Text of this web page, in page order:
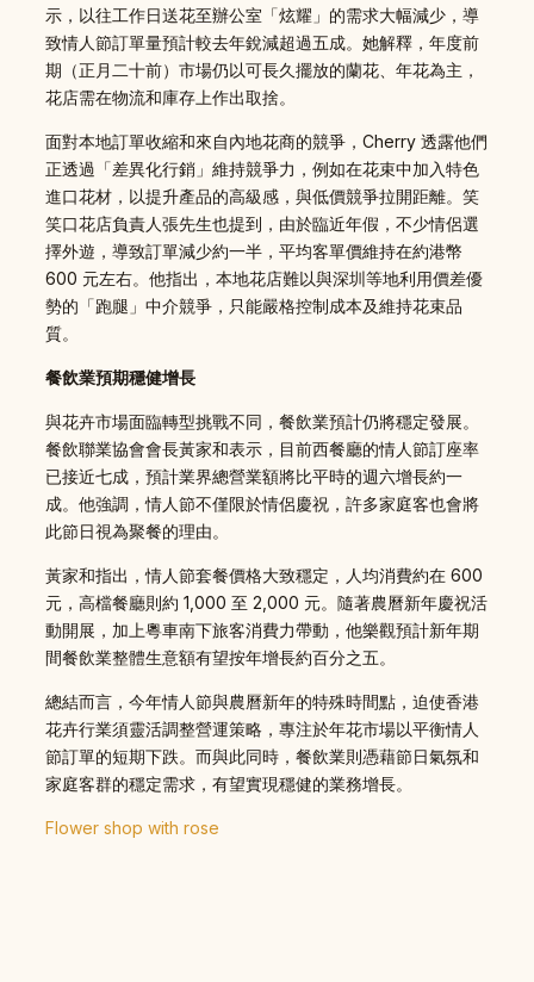
示，以往工作日送花至辦公室「炫耀」的需求大幅減少，導
致情人節訂單量預計較去年銳減超過五成。她解釋，年度前
期（正月二十前）市場仍以可長久擺放的蘭花、年花為主，
花店需在物流和庫存上作出取捨。
面對本地訂單收縮和來自內地花商的競爭，Cherry 透露他們
正透過「差異化行銷」維持競爭力，例如在花束中加入特色
進口花材，以提升產品的高級感，與低價競爭拉開距離。笑
笑口花店負責人張先生也提到，由於臨近年假，不少情侶選
擇外遊，導致訂單減少約一半，平均客單價維持在約港幣
600 元左右。他指出，本地花店難以與深圳等地利用價差優
勢的「跑腿」中介競爭，只能嚴格控制成本及維持花束品
質。
餐飲業預期穩健增長
與花卉市場面臨轉型挑戰不同，餐飲業預計仍將穩定發展。
餐飲聯業協會會長黃家和表示，目前西餐廳的情人節訂座率
已接近七成，預計業界總營業額將比平時的週六增長約一
成。他強調，情人節不僅限於情侶慶祝，許多家庭客也會將
此節日視為聚餐的理由。
黃家和指出，情人節套餐價格大致穩定，人均消費約在 600
元，高檔餐廳則約 1,000 至 2,000 元。隨著農曆新年慶祝活
動開展，加上粵車南下旅客消費力帶動，他樂觀預計新年期
間餐飲業整體生意額有望按年增長約百分之五。
總結而言，今年情人節與農曆新年的特殊時間點，迫使香港
花卉行業須靈活調整營運策略，專注於年花市場以平衡情人
節訂單的短期下跌。而與此同時，餐飲業則憑藉節日氣氛和
家庭客群的穩定需求，有望實現穩健的業務增長。
Flower shop with rose